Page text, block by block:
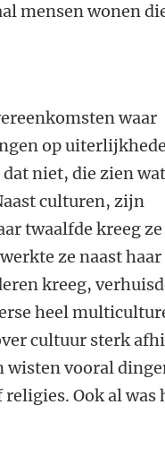
mensen wonen
waar
op
niet, die zien
culturen, zijn
twaalfde kreeg ze
ze naast haar
kreeg,
heel
cultuur sterk
wisten vooral
Ook al was